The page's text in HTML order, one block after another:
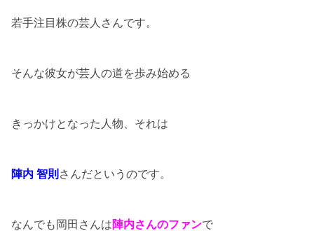
若手注目株の芸人さんです。
そんな彼女が芸人の道を歩み始める
きっかけとなった人物、それは
陣内 智則 さんだというのです。
なんでも岡田さんは陣内さんのファンで